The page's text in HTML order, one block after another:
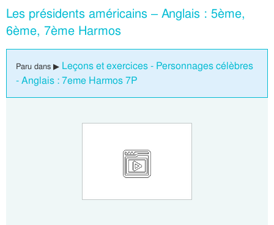
Les présidents américains – Anglais : 5ème,
6ème, 7ème Harmos
Paru dans ▶ Leçons et exercices - Personnages célèbres
- Anglais : 7eme Harmos 7P